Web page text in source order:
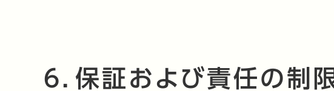
6．保証および責任の制